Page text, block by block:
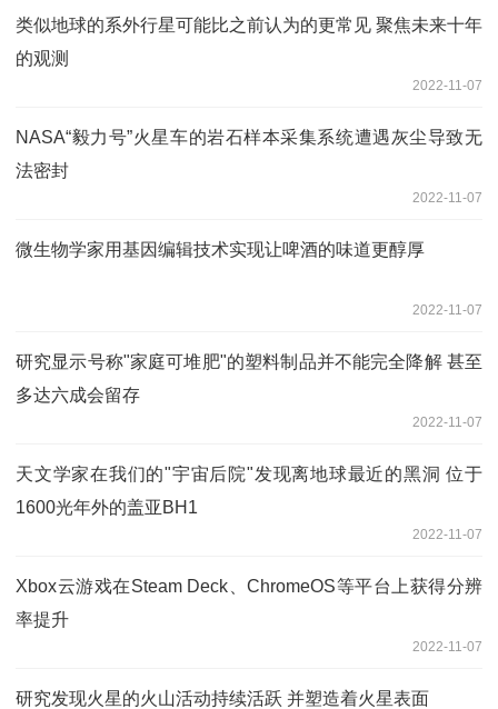
类似地球的系外行星可能比之前认为的更常见 聚焦未来十年
的观测
2022-11-07
NASA“毅力号”火星车的岩石样本采集系统遭遇灰尘导致无
法密封
2022-11-07
微生物学家用基因编辑技术实现让啤酒的味道更醇厚
2022-11-07
研究显示号称"家庭可堆肥"的塑料制品并不能完全降解 甚至
多达六成会留存
2022-11-07
天文学家在我们的"宇宙后院"发现离地球最近的黑洞 位于
1600光年外的盖亚BH1
2022-11-07
Xbox云游戏在Steam Deck、ChromeOS等平台上获得分辨
率提升
2022-11-07
研究发现火星的火山活动持续活跃 并塑造着火星表面